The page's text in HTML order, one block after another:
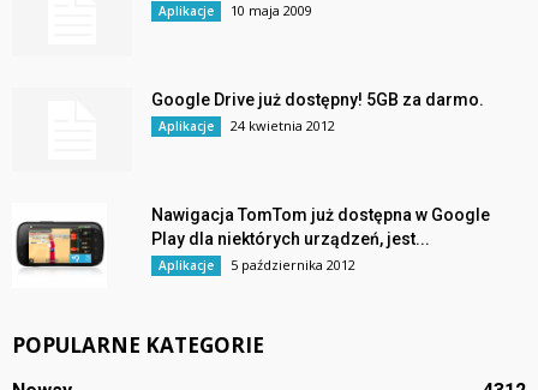
Aplikacje 10 maja 2009
Google Drive już dostępny! 5GB za darmo.
Aplikacje 24 kwietnia 2012
Nawigacja TomTom już dostępna w Google
Play dla niektórych urządzeń, jest...
Aplikacje 5 października 2012
POPULARNE KATEGORIE